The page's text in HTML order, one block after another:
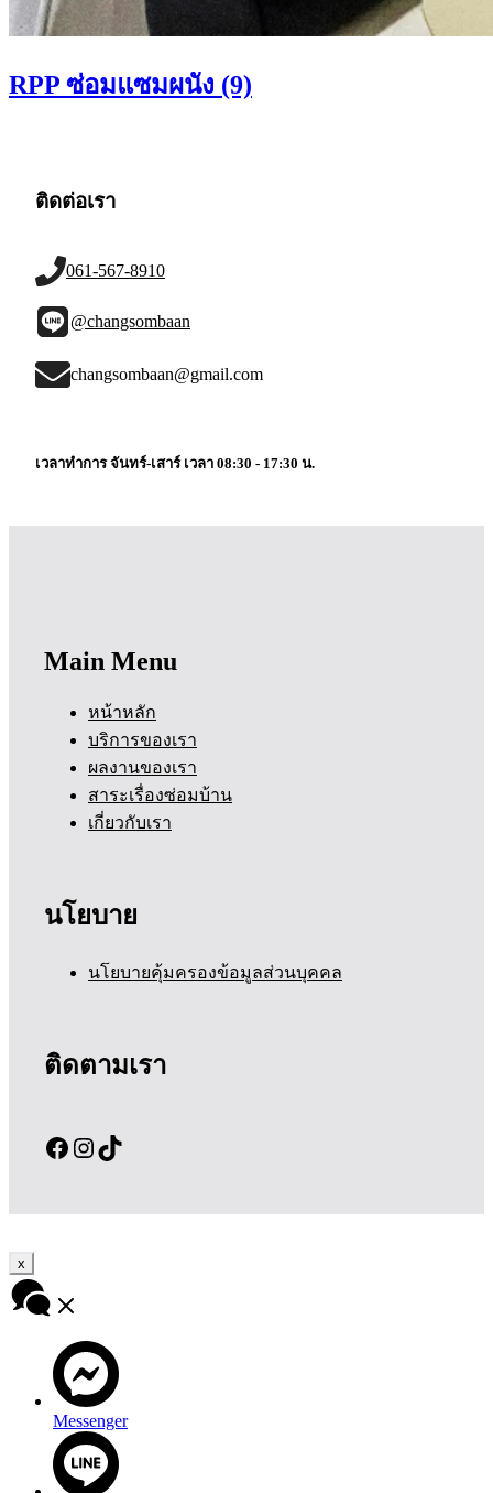
RPP ซ่อมแซมผนัง (9)
ติดต่อเรา
061-567-8910
@changsombaan
changsombaan@gmail.com
เวลาทำการ จันทร์-เสาร์ เวลา 08:30 - 17:30 น.
Main Menu
หน้าหลัก
บริการของเรา
ผลงานของเรา
สาระเรื่องซ่อมบ้าน
เกี่ยวกับเรา
นโยบาย
นโยบายคุ้มครองข้อมูลส่วนบุคคล
ติดตามเรา
Facebook
Instagram
TikTok
x
Messenger